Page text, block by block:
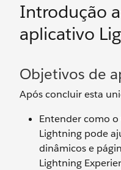
Introdução
aplicativo
Objetivos de
Após concluir esta
Entender como
Lightning pode
dinâmicos e
Lightning